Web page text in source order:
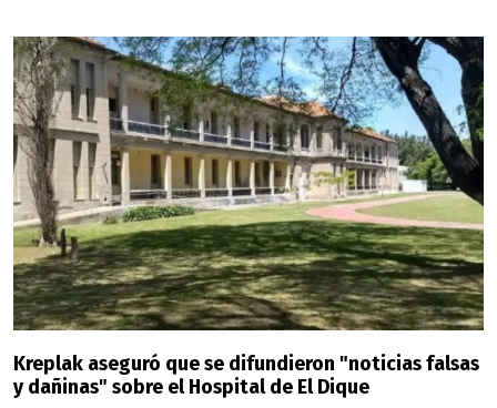
Kreplak aseguró que se difundieron "noticias falsas
y dañinas" sobre el Hospital de El Dique